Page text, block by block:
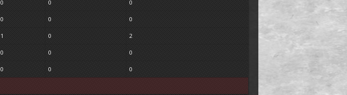
0 0 0
0 0 0
1 0 2
0 0 0
0 0 0